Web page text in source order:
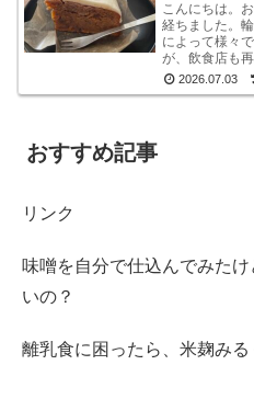
こんにちは。
経ちました。
によって様々
が、飲食店も
いです。宿泊
あとコンビニ...
2026.07.03
おすすめ記事
リンク
味噌を自分で仕込んでみた
いの？
離乳食に困ったら、米麹みる